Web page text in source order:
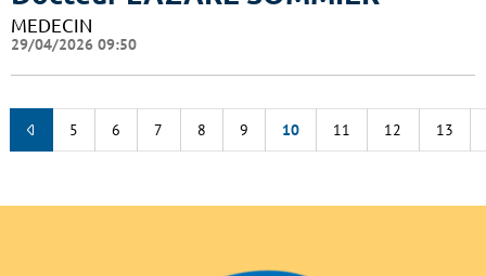
MEDECIN
29/04/2026 09:50
5 6 7 8 9 10 11 12 13